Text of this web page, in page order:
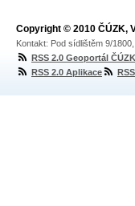
Copyright © 2010 ČÚZK,
Kontakt: Pod sídlištěm 9/
RSS 2.0 Geoportál ČÚZK
RSS 2.0 Aplikace